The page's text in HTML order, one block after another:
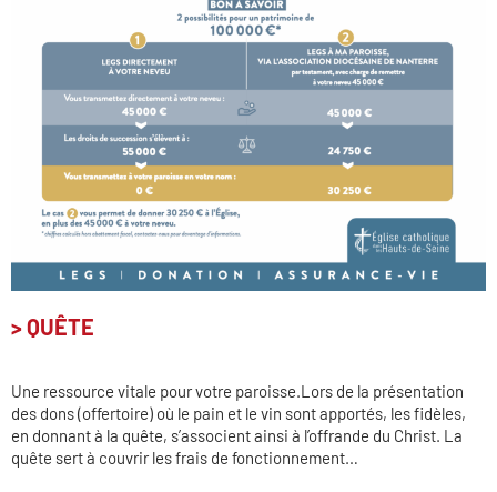
> QUÊTE
Une ressource vitale pour votre paroisse.Lors de la présentation
des dons (offertoire) où le pain et le vin sont apportés, les fidèles,
en donnant à la quête, s’associent ainsi à l’offrande du Christ. La
quête sert à couvrir les frais de fonctionnement…